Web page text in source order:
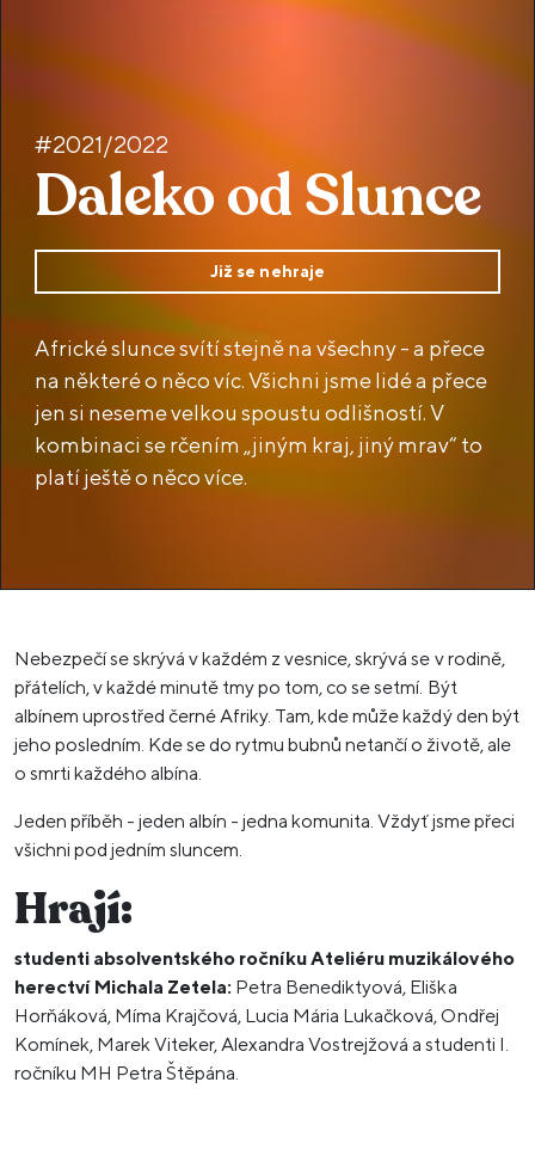
#2021/2022
Daleko od Slunce
Již se nehraje
Africké slunce svítí stejně na všechny - a přece
na některé o něco víc. Všichni jsme lidé a přece
jen si neseme velkou spoustu odlišností. V
kombinaci se rčením „jiným kraj, jiný mrav“ to
platí ještě o něco více.
Nebezpečí se skrývá v každém z vesnice, skrývá se v rodině,
přátelích, v každé minutě tmy po tom, co se setmí. Být
albínem uprostřed černé Afriky. Tam, kde může každý den být
jeho posledním. Kde se do rytmu bubnů netančí o životě, ale
o smrti každého albína.
Jeden příběh - jeden albín - jedna komunita. Vždyť jsme přeci
všichni pod jedním sluncem.
Hrají:
studenti absolventského ročníku Ateliéru muzikálového
herectví Michala Zetela: Petra Benediktyová, Eliška
Horňáková, Míma Krajčová, Lucia Mária Lukačková, Ondřej
Komínek, Marek Viteker, Alexandra Vostrejžová a studenti I.
ročníku MH Petra Štěpána.